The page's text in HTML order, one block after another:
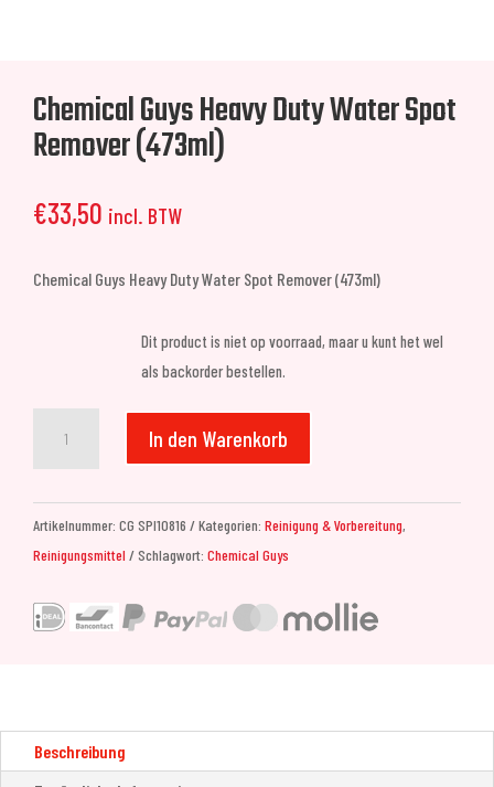
Chemical Guys Heavy Duty Water Spot
Remover (473ml)
€33,50 incl. BTW
Chemical Guys Heavy Duty Water Spot Remover (473ml)
Dit product is niet op voorraad, maar u kunt het wel
als backorder bestellen.
Remover
(473ml)
In den Warenkorb
Artikelnummer: CG SPI10816 Kategorien: Reinigung & Vorbereitung,
Reinigungsmittel
Schlagwort: Chemical Guys
Beschreibung